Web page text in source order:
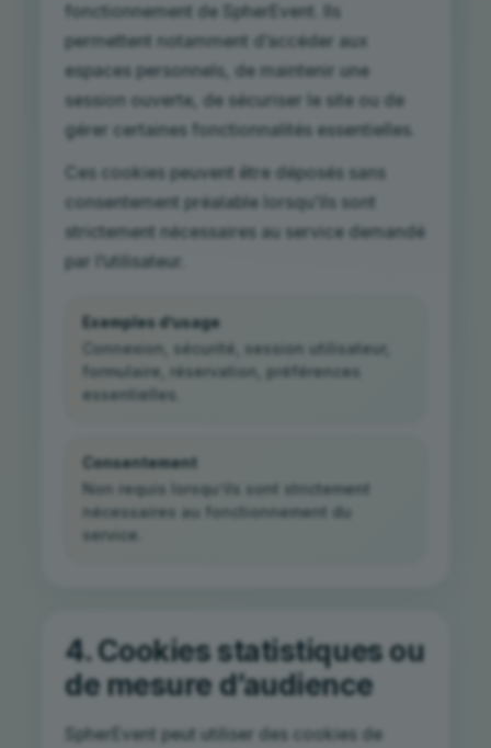
fonctionnement de SpherEvent. Ils
permettent notamment d’accéder aux
espaces personnels, de maintenir une
session ouverte, de sécuriser le site ou de
gérer certaines fonctionnalités essentielles.
Ces cookies peuvent être déposés sans
consentement préalable lorsqu’ils sont
strictement nécessaires au service demandé
par l’utilisateur.
Exemples d’usage
Connexion, sécurité, session utilisateur,
formulaire, réservation, préférences
essentielles.
Consentement
Non requis lorsqu’ils sont strictement
nécessaires au fonctionnement du
service.
4. Cookies statistiques ou
de mesure d’audience
SpherEvent peut utiliser des cookies de